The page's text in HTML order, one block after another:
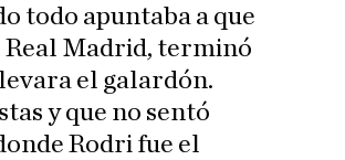
todo apuntaba a que
Madrid, terminó
el galardón.
y que no sentó
Rodri fue el